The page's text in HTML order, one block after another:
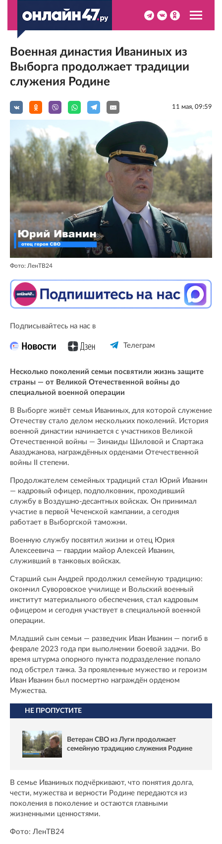
Военная династия Иваниных из
Выборга продолжает традиции
служения Родине
11 мая, 09:59
Фото: ЛенТВ24
Подписывайтесь на нас в
Телеграм
Несколько поколений семьи посвятили жизнь защите
страны — от Великой Отечественной войны до
специальной военной операции
В Выборге живёт семья Иваниных, для которой служение
Отечеству стало делом нескольких поколений. История
военной династии начинается с участников Великой
Отечественной войны — Зинаиды Шиловой и Спартака
Авазджанова, награждённых орденами Отечественной
войны II степени.
Продолжателем семейных традиций стал Юрий Иванин
— кадровый офицер, подполковник, проходивший
службу в Воздушно-десантных войсках. Он принимал
участие в первой Чеченской кампании, а сегодня
работает в Выборгской таможни.
Военную службу посвятил жизни и отец Юрия
Алексеевича — гвардии майор Алексей Иванин,
служивший в танковых войсках.
Старший сын Андрей продолжил семейную традицию:
окончил Суворовское училище и Вольский военный
институт материального обеспечения, стал кадровым
офицером и сегодня участвует в специальной военной
операции.
Младший сын семьи — разведчик Иван Иванин — погиб в
феврале 2023 года при выполнении боевой задачи. Во
время штурма опорного пункта подразделение попало
под обстрел танка. За проявленные мужество и героизм
Иван Иванин был посмертно награждён орденом
Мужества.
НЕ ПРОПУСТИТЕ
Ветеран СВО из Луги продолжает
семейную традицию служения Родине
В семье Иваниных подчёркивают, что понятия долга,
чести, мужества и верности Родине передаются из
поколения в поколение и остаются главными
жизненными ценностями.
Фото: ЛенТВ24